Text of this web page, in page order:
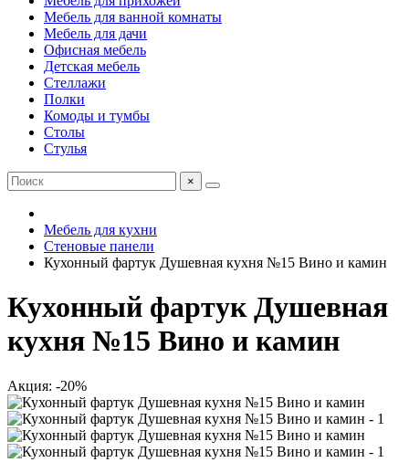
Мебель для ванной комнаты
Мебель для дачи
Офисная мебель
Детская мебель
Стеллажи
Полки
Комоды и тумбы
Столы
Стулья
×
Мебель для кухни
Стеновые панели
Кухонный фартук Душевная кухня №15 Вино и камин
Кухонный фартук Душевная
кухня №15 Вино и камин
Акция: -20%